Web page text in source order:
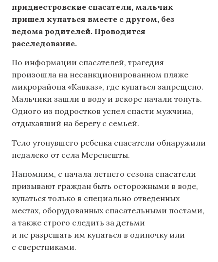
приднестровские спасатели, мальчик
пришел купаться вместе с другом, без
ведома родителей. Проводится
расследование.
По информации спасателей, трагедия
произошла на несанкционированном пляже
микрорайона «Кавказ», где купаться запрещено.
Мальчики зашли в воду и вскоре начали тонуть.
Одного из подростков успел спасти мужчина,
отдыхавший на берегу с семьей.
Тело утонувшего ребенка спасатели обнаружили
недалеко от села Меренешты.
Напомним, с начала летнего сезона спасатели
призывают граждан быть осторожными в воде,
купаться только в специально отведенных
местах, оборудованных спасательными постами,
а также строго следить за детьми
и не разрешать им купаться в одиночку или
с сверстниками.